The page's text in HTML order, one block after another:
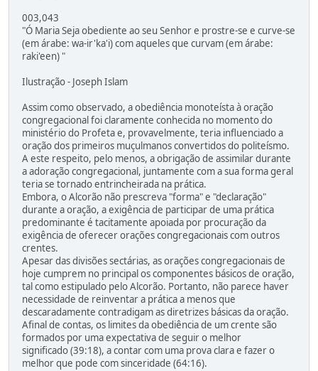
003,043
"Ó Maria Seja obediente ao seu Senhor e prostre-se e curve-se
(em árabe: wa-ir'ka'i) com aqueles que curvam (em árabe:
raki'een) "
Ilustração - Joseph Islam
Assim como observado, a obediência monoteísta à oração
congregacional foi claramente conhecida no momento do
ministério do Profeta e, provavelmente, teria influenciado a
oração dos primeiros muçulmanos convertidos do politeísmo.
A este respeito, pelo menos, a obrigação de assimilar durante
a adoração congregacional, juntamente com a sua forma geral
teria se tornado entrincheirada na prática.
Embora, o Alcorão não prescreva "forma" e "declaração"
durante a oração, a exigência de participar de uma prática
predominante é tacitamente apoiada por procuração da
exigência de oferecer orações congregacionais com outros
crentes.
Apesar das divisões sectárias, as orações congregacionais de
hoje cumprem no principal os componentes básicos de oração,
tal como estipulado pelo Alcorão. Portanto, não parece haver
necessidade de reinventar a prática a menos que
descaradamente contradigam as diretrizes básicas da oração.
Afinal de contas, os limites da obediência de um crente são
formados por uma expectativa de seguir o melhor
significado (39:18), a contar com uma prova clara e fazer o
melhor que pode com sinceridade (64:16).